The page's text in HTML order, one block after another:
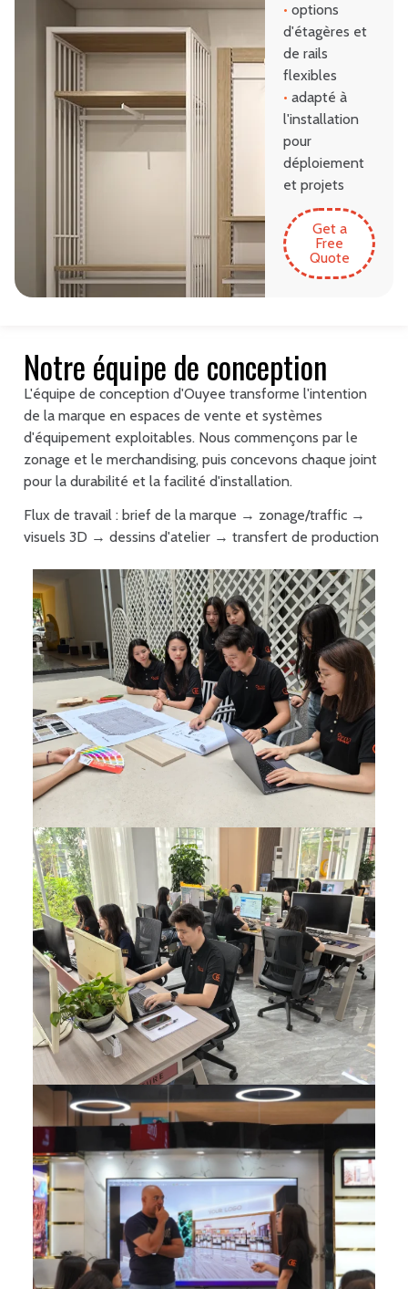
• options
d'étagères et
de rails
flexibles
• adapté à
l'installation
pour
déploiement
et projets
Get a
Free
Quote
Notre équipe de conception
L'équipe de conception d'Ouyee transforme l'intention
de la marque en espaces de vente et systèmes
d'équipement exploitables. Nous commençons par le
zonage et le merchandising, puis concevons chaque joint
pour la durabilité et la facilité d'installation.
Flux de travail : brief de la marque → zonage/traffic →
visuels 3D → dessins d'atelier → transfert de production